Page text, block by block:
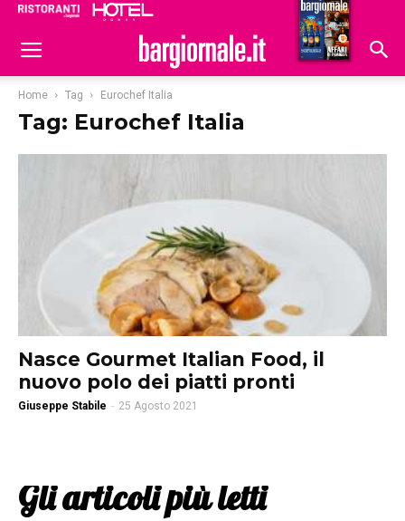
Hoteldomani
Home Tag Eurochef Italia
Tag: Eurochef Italia
Nasce Gourmet Italian Food, il
nuovo polo dei piatti pronti
Giuseppe Stabile - 25 Agosto 2021
Gli articoli più letti